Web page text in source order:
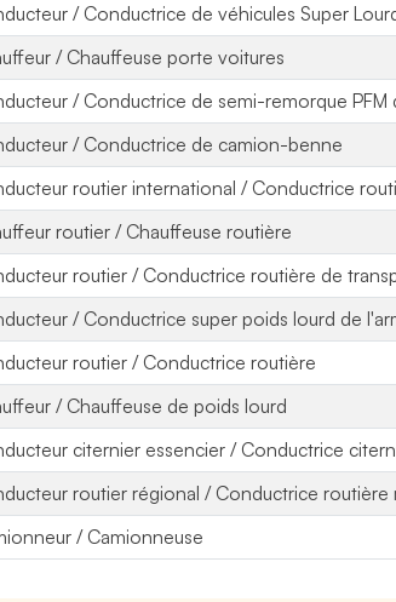
/ Conductrice de véhicules Super
/ Chauffeuse porte voitures
/ Conductrice de semi-remorque PFM
/ Conductrice de camion-benne
routier international / Conductrice
routier / Chauffeuse routière
routier / Conductrice routière de
/ Conductrice super poids lourd de
routier / Conductrice routière
/ Chauffeuse de poids lourd
citernier essencier / Conductrice
routier régional / Conductrice routière
/ Camionneuse